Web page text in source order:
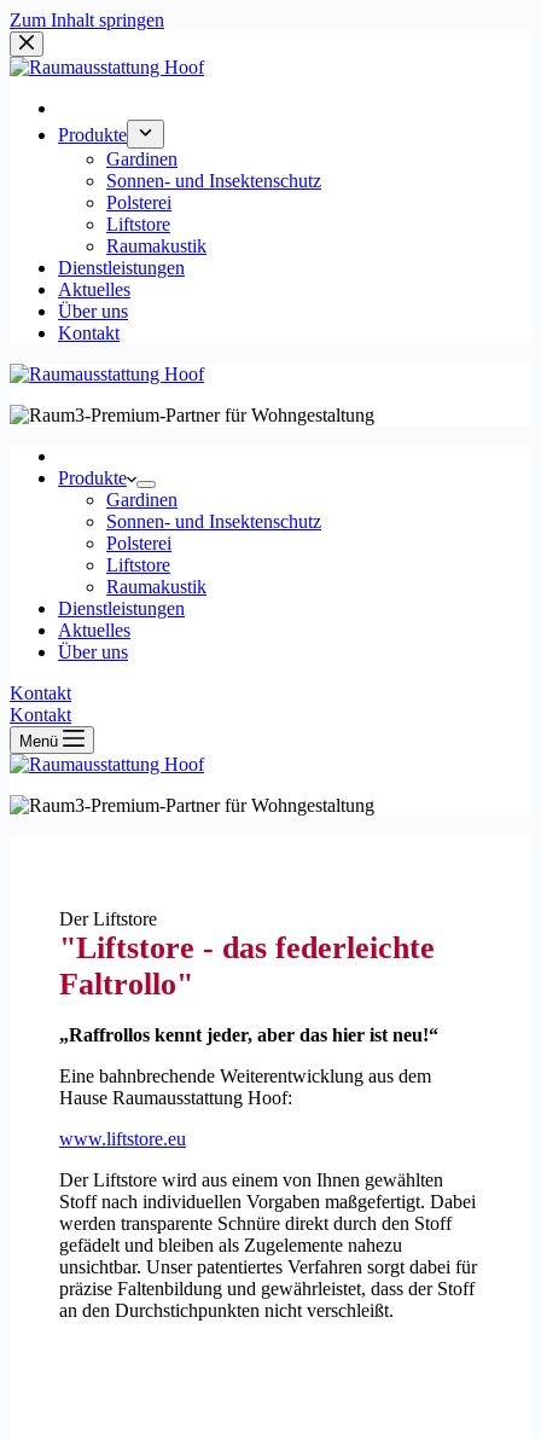
Zum Inhalt springen
Produkte
Gardinen
Sonnen- und Insektenschutz
Polsterei
Liftstore
Raumakustik
Dienstleistungen
Aktuelles
Über uns
Kontakt
Produkte
Gardinen
Sonnen- und Insektenschutz
Polsterei
Liftstore
Raumakustik
Dienstleistungen
Aktuelles
Über uns
Kontakt
Kontakt
Menü
Der Liftstore
"Liftstore - das federleichte
Faltrollo"
„Raffrollos kennt jeder, aber das hier ist neu!“
Eine bahnbrechende Weiterentwicklung aus dem
Hause Raumausstattung Hoof:
www.liftstore.eu
Der Liftstore wird aus einem von Ihnen gewählten
Stoff nach individuellen Vorgaben maßgefertigt. Dabei
werden transparente Schnüre direkt durch den Stoff
gefädelt und bleiben als Zugelemente nahezu
unsichtbar. Unser patentiertes Verfahren sorgt dabei für
präzise Faltenbildung und gewährleistet, dass der Stoff
an den Durchstichpunkten nicht verschleißt.